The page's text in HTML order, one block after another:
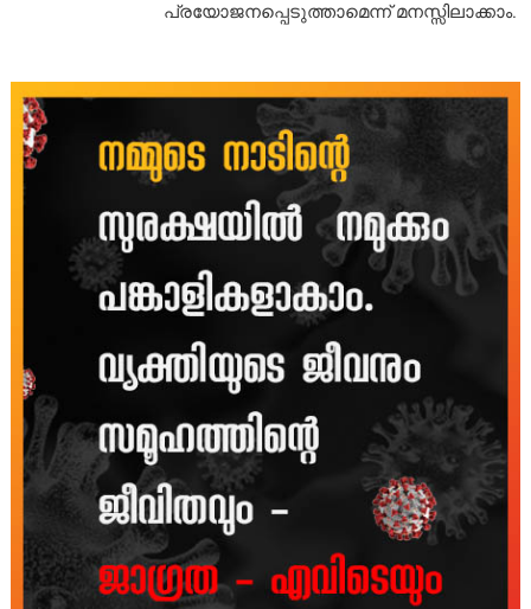
പ്രയോജനപ്പെടുത്താമെന്ന് മനസ്സിലാക്കാം.